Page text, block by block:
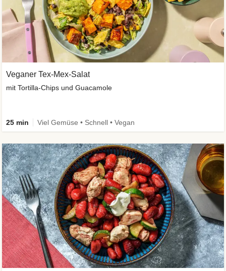
Veganer Tex-Mex-Salat
mit Tortilla-Chips und Guacamole
25 min Viel Gemüse • Schnell • Vegan